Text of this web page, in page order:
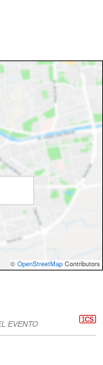
© OpenStreetMap Contributors
EVENTO